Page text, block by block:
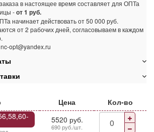
в настоящее время составляет для ОПТа
-от 1 руб.
начинает действовать от 50 000 руб.
от 2 рабочих дней, согласовываем в каждом
opt@yandex.ru
Цена
Кол-во
5520 руб.
690 руб./шт.